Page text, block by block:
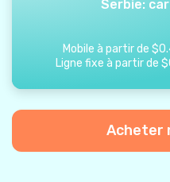
Serbie:
Mobile à partir de $
Ligne fixe à partir de $
Acheter